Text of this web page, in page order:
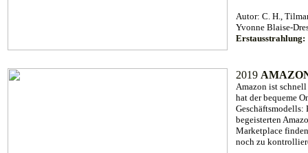
Autor: C. H.,
Yvonne Blaise-
Erstausstrahlung:
2019
Amazon ist
hat der bequeme
begeisterten
Marketplace
noch zu